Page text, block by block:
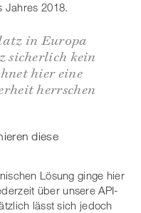
Jahres 2018.
in Europa
sicherlich kein
hier eine
herrschen
diese
Lösung ginge hier
über unsere API-
lässt sich jedoch